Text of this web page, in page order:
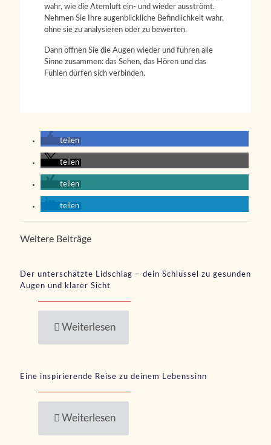
wahr, wie die Atemluft ein- und wieder ausströmt.
Nehmen Sie Ihre augenblickliche Befindlichkeit wahr,
ohne sie zu analysieren oder zu bewerten.
Dann öffnen Sie die Augen wieder und führen alle
Sinne zusammen: das Sehen, das Hören und das
Fühlen dürfen sich verbinden.
teilen
teilen
teilen
teilen
Weitere Beiträge
Der unterschätzte Lidschlag – dein Schlüssel zu gesunden
Augen und klarer Sicht
Weiterlesen
Eine inspirierende Reise zu deinem Lebenssinn
Weiterlesen